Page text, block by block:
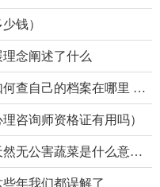
钱）
念阐述了什么
己的档案在哪里 枝江）
咨询师资格证有用吗）
公害蔬菜是什么意思）
年我们都误解了